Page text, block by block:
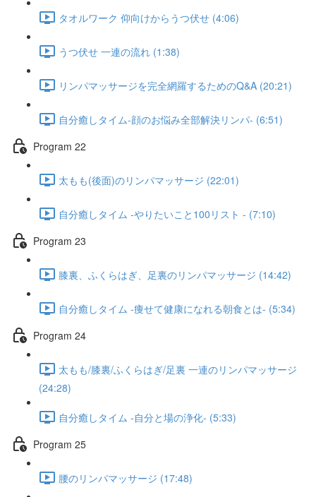
タオルワーク 仰向けからうつ伏せ (4:06)
うつ伏せ 一連の流れ (1:38)
リンパマッサージを完全網羅するためのQ&A (20:21)
自分癒しタイム-顔のお悩み全部解決リンパ- (6:51)
Program 22
太もも(後面)のリンパマッサージ (22:01)
自分癒しタイム -やりたいこと100リスト - (7:10)
Program 23
膝裏、ふくらはぎ、足裏のリンパマッサージ (14:42)
自分癒しタイム -痩せて健康になれる朝食とは- (5:34)
Program 24​
太もも/膝裏/ふくらはぎ/足裏 一連のリンパマッサージ
(24:28)
自分癒しタイム -自分と場の浄化- (5:33)
Program 25
腰のリンパマッサージ (17:48)